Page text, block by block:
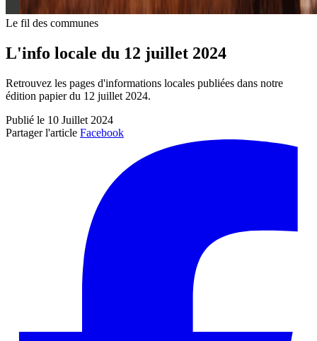
Le fil des communes
L'info locale du 12 juillet 2024
Retrouvez les pages d'informations locales publiées dans notre
édition papier du 12 juillet 2024.
Publié le 10 Juillet 2024
Partager l'article Facebook